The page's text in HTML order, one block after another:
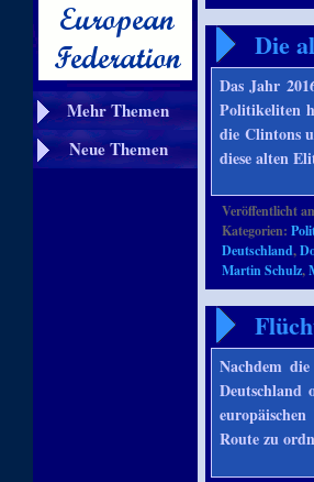
Mehr Themen
Neue Themen
Die
Das Jahr
Politikeliten
die Clintons
diese alten
Veröffentlicht
Kategorien:
Deutschland,
Martin Schulz,
Nachdem
Deutschland
Route zu